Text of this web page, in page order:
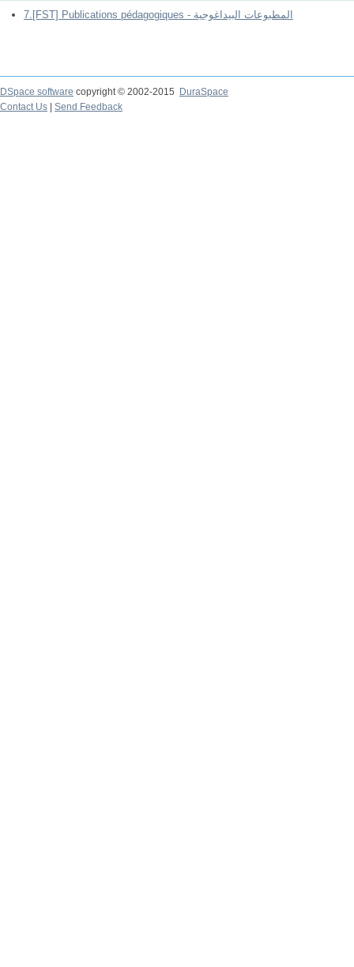
7.[FST] Publications pédagogiques - المطبوعات البيداغوجية
DSpace software copyright © 2002-2015
DuraSpace
Contact Us
Send Feedback